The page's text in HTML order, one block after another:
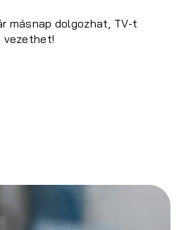
másnap dolgozhat, TV-t
vezethet!